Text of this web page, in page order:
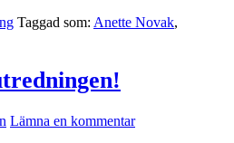
Taggad som: Anette Novak,
Lämna en kommentar